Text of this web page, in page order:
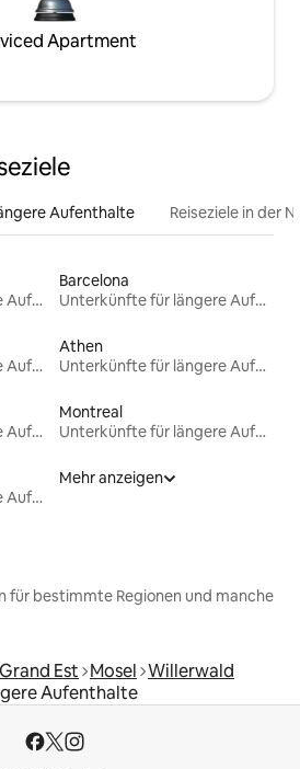
Apartment
Aufenthalte Reiseziele in der
Unterkünfte für längere Aufenthalte
Barcelona
Unterkünfte für längere Aufenthalte
Unterkünfte für längere Aufenthalte
Athen
Unterkünfte für längere Aufenthalte
Unterkünfte für längere Aufenthalte
Montreal
Unterkünfte für längere Aufenthalte
Unterkünfte für längere Aufenthalte
Mehr anzeigen
für bestimmte Regionen und manche
Grand Est Mosel Willerwald
Aufenthalte